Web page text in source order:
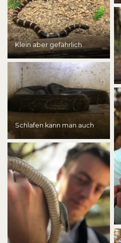
Klein aber gefährlich
Schlafen kann man auch